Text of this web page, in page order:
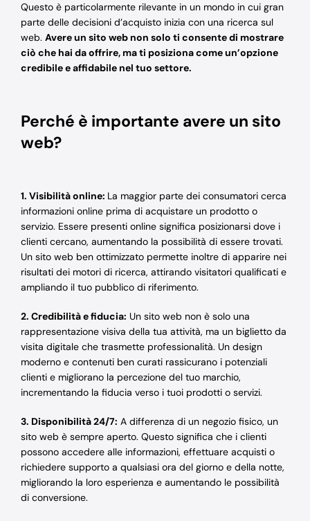
Questo è particolarmente rilevante in un mondo in cui gran
parte delle decisioni d’acquisto inizia con una ricerca sul
web. Avere un sito web non solo ti consente di mostrare
ciò che hai da offrire, ma ti posiziona come un’opzione
credibile e affidabile nel tuo settore.
Perché è importante avere un sito
web?
1. Visibilità online: La maggior parte dei consumatori cerca
informazioni online prima di acquistare un prodotto o
servizio. Essere presenti online significa posizionarsi dove i
clienti cercano, aumentando la possibilità di essere trovati.
Un sito web ben ottimizzato permette inoltre di apparire nei
risultati dei motori di ricerca, attirando visitatori qualificati e
ampliando il tuo pubblico di riferimento.
2. Credibilità e fiducia: Un sito web non è solo una
rappresentazione visiva della tua attività, ma un biglietto da
visita digitale che trasmette professionalità. Un design
moderno e contenuti ben curati rassicurano i potenziali
clienti e migliorano la percezione del tuo marchio,
incrementando la fiducia verso i tuoi prodotti o servizi.
3. Disponibilità 24/7: A differenza di un negozio fisico, un
sito web è sempre aperto. Questo significa che i clienti
possono accedere alle informazioni, effettuare acquisti o
richiedere supporto a qualsiasi ora del giorno e della notte,
migliorando la loro esperienza e aumentando le possibilità
di conversione.